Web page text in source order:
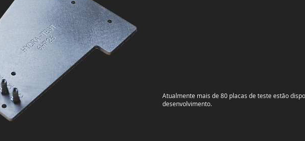
Atualmente mais de 80 placas de teste estão
desenvolvimento.